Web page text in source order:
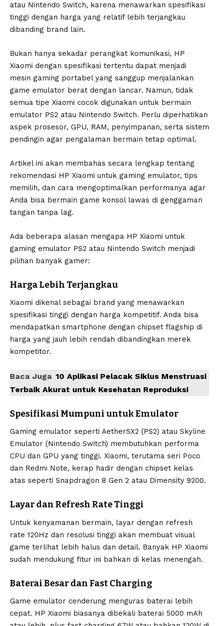
atau Nintendo Switch, karena menawarkan spesifikasi
tinggi dengan harga yang relatif lebih terjangkau
dibanding brand lain.
Bukan hanya sekadar perangkat komunikasi, HP
Xiaomi dengan spesifikasi tertentu dapat menjadi
mesin gaming portabel yang sanggup menjalankan
game emulator berat dengan lancar. Namun, tidak
semua tipe Xiaomi cocok digunakan untuk bermain
emulator PS2 atau Nintendo Switch. Perlu diperhatikan
aspek prosesor, GPU, RAM, penyimpanan, serta sistem
pendingin agar pengalaman bermain tetap optimal.
Artikel ini akan membahas secara lengkap tentang
rekomendasi HP Xiaomi untuk gaming emulator, tips
memilih, dan cara mengoptimalkan performanya agar
Anda bisa bermain game konsol lawas di genggaman
tangan tanpa lag.
Ada beberapa alasan mengapa HP Xiaomi untuk
gaming emulator PS2 atau Nintendo Switch menjadi
pilihan banyak gamer:
Harga Lebih Terjangkau
Xiaomi dikenal sebagai brand yang menawarkan
spesifikasi tinggi dengan harga kompetitif. Anda bisa
mendapatkan smartphone dengan chipset flagship di
harga yang jauh lebih rendah dibandingkan merek
kompetitor.
Baca Juga 10 Aplikasi Pelacak Siklus Menstruasi
Terbaik Akurat untuk Kesehatan Reproduksi
Spesifikasi Mumpuni untuk Emulator
Gaming emulator seperti AetherSX2 (PS2) atau Skyline
Emulator (Nintendo Switch) membutuhkan performa
CPU dan GPU yang tinggi. Xiaomi, terutama seri Poco
dan Redmi Note, kerap hadir dengan chipset kelas
atas seperti Snapdragon 8 Gen 2 atau Dimensity 9200.
Layar dan Refresh Rate Tinggi
Untuk kenyamanan bermain, layar dengan refresh
rate 120Hz dan resolusi tinggi akan membuat visual
game terlihat lebih halus dan detail. Banyak HP Xiaomi
sudah mendukung fitur ini bahkan di kelas menengah.
Baterai Besar dan Fast Charging
Game emulator cenderung menguras baterai lebih
cepat. HP Xiaomi biasanya dibekali baterai 5000 mAh